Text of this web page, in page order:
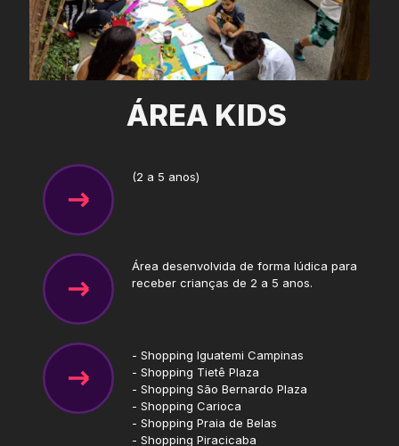
ÁREA KIDS
(2 a 5 anos)
Área desenvolvida de forma lúdica para
receber crianças de 2 a 5 anos.
- Shopping Iguatemi Campinas
- Shopping Tietê Plaza
- Shopping São Bernardo Plaza
- Shopping Carioca
- Shopping Praia de Belas
- Shopping Piracicaba